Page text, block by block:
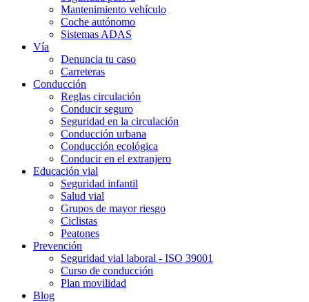
Mantenimiento vehículo
Coche autónomo
Sistemas ADAS
Vía
Denuncia tu caso
Carreteras
Conducción
Reglas circulación
Conducir seguro
Seguridad en la circulación
Conducción urbana
Conducción ecológica
Conducir en el extranjero
Educación vial
Seguridad infantil
Salud vial
Grupos de mayor riesgo
Ciclistas
Peatones
Prevención
Seguridad vial laboral - ISO 39001
Curso de conducción
Plan movilidad
Blog